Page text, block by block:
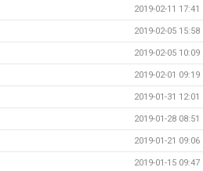
2019-02-11 17:41
2019-02-05 15:58
2019-02-05 10:09
2019-02-01 09:19
2019-01-31 12:01
2019-01-28 08:51
2019-01-21 09:06
2019-01-15 09:47